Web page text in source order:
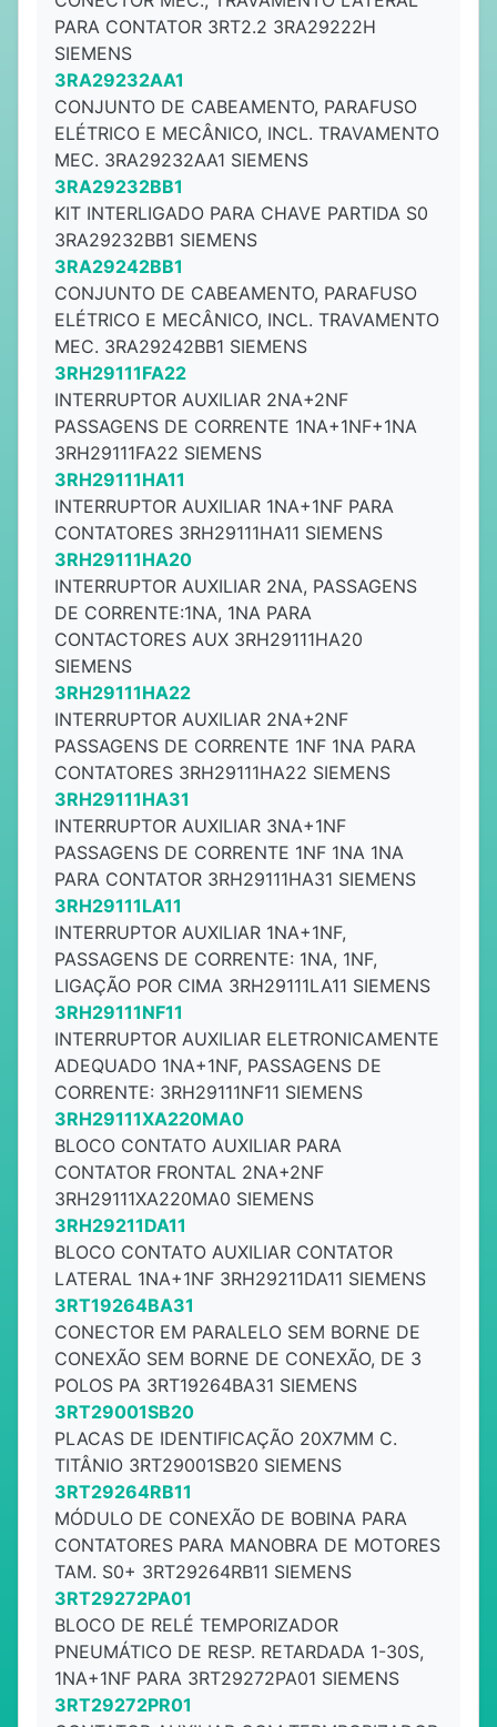
PARA CONTATOR 3RT2.2 3RA29222H
SIEMENS
3RA29232AA1
CONJUNTO DE CABEAMENTO, PARAFUSO
ELÉTRICO E MECÂNICO, INCL. TRAVAMENTO
MEC. 3RA29232AA1 SIEMENS
3RA29232BB1
KIT INTERLIGADO PARA CHAVE PARTIDA S0
3RA29232BB1 SIEMENS
3RA29242BB1
CONJUNTO DE CABEAMENTO, PARAFUSO
ELÉTRICO E MECÂNICO, INCL. TRAVAMENTO
MEC. 3RA29242BB1 SIEMENS
3RH29111FA22
INTERRUPTOR AUXILIAR 2NA+2NF
PASSAGENS DE CORRENTE 1NA+1NF+1NA
3RH29111FA22 SIEMENS
3RH29111HA11
INTERRUPTOR AUXILIAR 1NA+1NF PARA
CONTATORES 3RH29111HA11 SIEMENS
3RH29111HA20
INTERRUPTOR AUXILIAR 2NA, PASSAGENS
DE CORRENTE:1NA, 1NA PARA
CONTACTORES AUX 3RH29111HA20
SIEMENS
3RH29111HA22
INTERRUPTOR AUXILIAR 2NA+2NF
PASSAGENS DE CORRENTE 1NF 1NA PARA
CONTATORES 3RH29111HA22 SIEMENS
3RH29111HA31
INTERRUPTOR AUXILIAR 3NA+1NF
PASSAGENS DE CORRENTE 1NF 1NA 1NA
PARA CONTATOR 3RH29111HA31 SIEMENS
3RH29111LA11
INTERRUPTOR AUXILIAR 1NA+1NF,
PASSAGENS DE CORRENTE: 1NA, 1NF,
LIGAÇÃO POR CIMA 3RH29111LA11 SIEMENS
3RH29111NF11
INTERRUPTOR AUXILIAR ELETRONICAMENTE
ADEQUADO 1NA+1NF, PASSAGENS DE
CORRENTE: 3RH29111NF11 SIEMENS
3RH29111XA220MA0
BLOCO CONTATO AUXILIAR PARA
CONTATOR FRONTAL 2NA+2NF
3RH29111XA220MA0 SIEMENS
3RH29211DA11
BLOCO CONTATO AUXILIAR CONTATOR
LATERAL 1NA+1NF 3RH29211DA11 SIEMENS
3RT19264BA31
CONECTOR EM PARALELO SEM BORNE DE
CONEXÃO SEM BORNE DE CONEXÃO, DE 3
POLOS PA 3RT19264BA31 SIEMENS
3RT29001SB20
PLACAS DE IDENTIFICAÇÃO 20X7MM C.
TITÂNIO 3RT29001SB20 SIEMENS
3RT29264RB11
MÓDULO DE CONEXÃO DE BOBINA PARA
CONTATORES PARA MANOBRA DE MOTORES
TAM. S0+ 3RT29264RB11 SIEMENS
3RT29272PA01
BLOCO DE RELÉ TEMPORIZADOR
PNEUMÁTICO DE RESP. RETARDADA 1-30S,
1NA+1NF PARA 3RT29272PA01 SIEMENS
3RT29272PR01